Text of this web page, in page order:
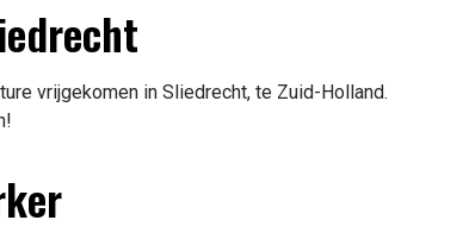
vrijgekomen in Sliedrecht, te Zuid-Holland.